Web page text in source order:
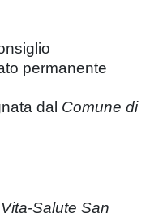
permanente
dal Comune di
Salute San